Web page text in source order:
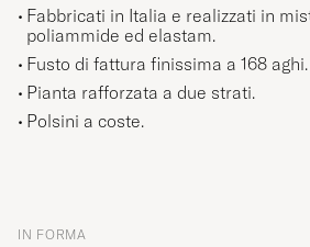
Fabbricati in Italia e realizzati in
poliammide ed elastam.
Fusto di fattura finissima a 168 aghi.
Pianta rafforzata a due strati.
Polsini a coste.
IN FORMA